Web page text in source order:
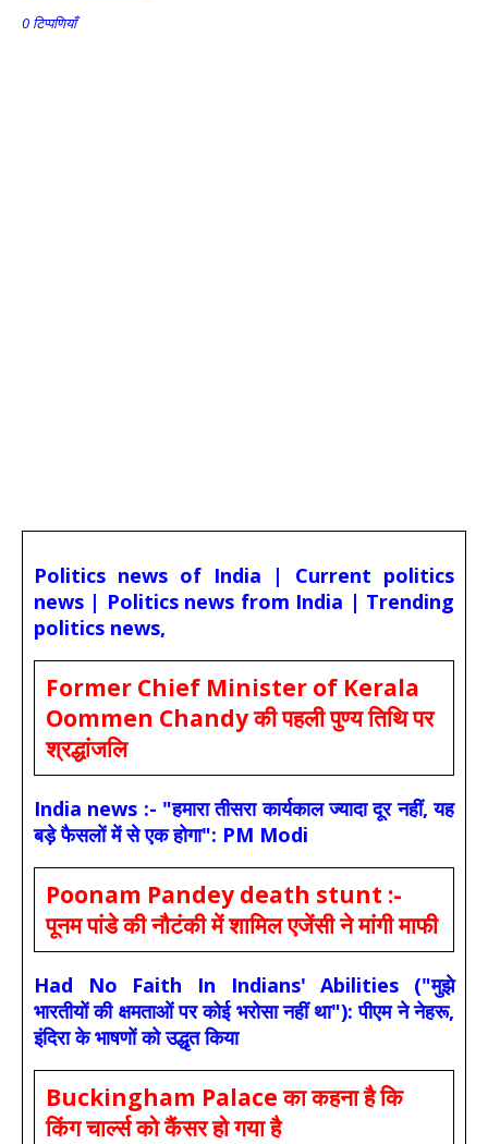
0 टिप्पणियाँ
Politics news of India | Current politics
news | Politics news from India | Trending
politics news,
Former Chief Minister of Kerala
Oommen Chandy की पहली पुण्य तिथि पर
श्रद्धांजलि
India news :- "हमारा तीसरा कार्यकाल ज्यादा दूर नहीं, यह
बड़े फैसलों में से एक होगा": PM Modi
Poonam Pandey death stunt :-
पूनम पांडे की नौटंकी में शामिल एजेंसी ने मांगी माफी
Had No Faith In Indians' Abilities ("मुझे
भारतीयों की क्षमताओं पर कोई भरोसा नहीं था"): पीएम ने नेहरू,
इंदिरा के भाषणों को उद्धृत किया
Buckingham Palace का कहना है कि
किंग चार्ल्स को कैंसर हो गया है